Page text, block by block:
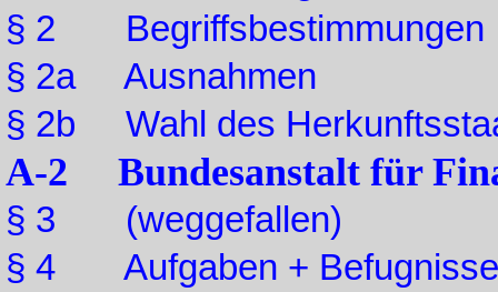
§ 2 Begriffsbestimmungen
§ 2a Ausnahmen
§ 2b Wahl des
A-2 Bundesanstalt für
§ 3 (weggefallen)
§ 4 Aufgaben + Befugnisse